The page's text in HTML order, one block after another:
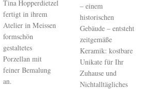
Tina Hopperdietzel
fertigt in ihrem
Atelier in Meissen
formschön
gestaltetes
Porzellan mit
feiner Bemalung
an.
– einem
historischen
Gebäude – entsteht
zeitgemäße
Keramik: kostbare
Unikate für Ihr
Zuhause und
Nichtalltägliches